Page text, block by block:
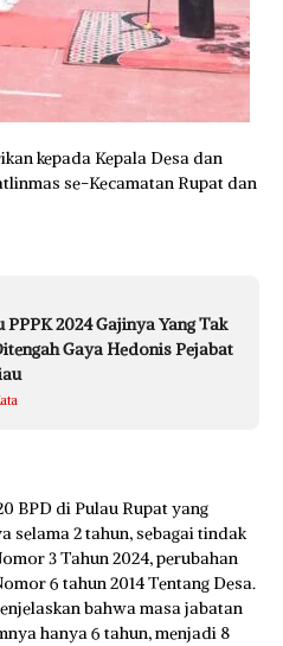
kepada Kepala Desa dan
se-Kecamatan Rupat dan
PPPK 2024 Gajinya Yang Tak
Gaya Hedonis Pejabat
BPD di Pulau Rupat yang
selama 2 tahun, sebagai tindak
3 Tahun 2024, perubahan
6 tahun 2014 Tentang Desa.
bahwa masa jabatan
hanya 6 tahun, menjadi 8